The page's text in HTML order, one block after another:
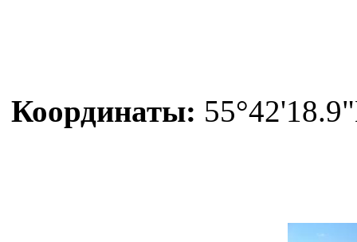
Координаты: